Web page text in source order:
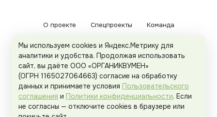
О проекте Спецпроекты Команда
Рекламодателям Политика конфиденциальности
Пользовательское соглашение
Organicwoman.ru . Все права защищены.
Мы используем cookies и Яндекс.Метрику для
аналитики и удобства. Продолжая использовать
сайт, вы даёте ООО «ОРГАНИКВУМЕН»
(ОГРН 1165027064663) согласие на обработку
данных и принимаете условия Пользовательского
соглашения и Политики конфиденциальности. Если
не согласны — отключите cookies в браузере или